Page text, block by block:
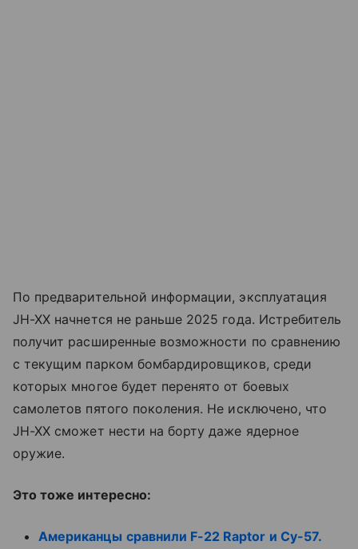
По предварительной информации, эксплуатация
JH-XX начнется не раньше 2025 года. Истребитель
получит расширенные возможности по сравнению
с текущим парком бомбардировщиков, среди
которых многое будет перенято от боевых
самолетов пятого поколения. Не исключено, что
JH-XX сможет нести на борту даже ядерное
оружие.
Это тоже интересно:
Американцы сравнили F-22 Raptor и Су-57.